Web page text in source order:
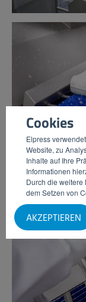
Cookies
Elpress
Website, zu
Inhalte auf Ihre
Informationen
Durch die weitere
dem Setzen von
AKZEPTIEREN